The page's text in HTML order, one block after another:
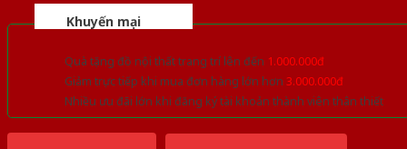
Khuyến mại
Quà tặng đồ nội thất trang trí lên đến 1.000.000đ
Giảm trực tiếp khi mua đơn hàng lớn hơn 3.000.000đ
Nhiều ưu đãi lớn khi đăng ký tài khoản thành viên thân thiết